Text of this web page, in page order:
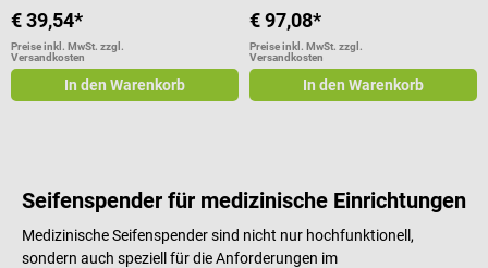
€ 39,54*
Preise inkl. MwSt. zzgl.
Versandkosten
In den Warenkorb
€ 97,08*
Preise inkl. MwSt. zzgl.
Versandkosten
In den Warenkorb
Seifenspender für medizinische Einrichtungen
Medizinische Seifenspender sind nicht nur hochfunktionell,
sondern auch speziell für die Anforderungen im